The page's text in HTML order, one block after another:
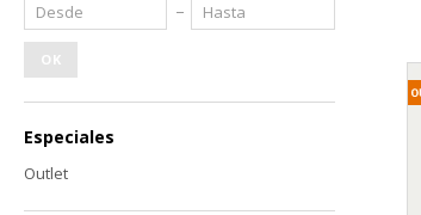
OK
Especiales
Outlet